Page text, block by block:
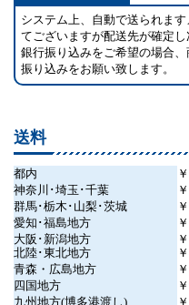
システム上、自動で送られま
てございますが配送先が確定
銀行振り込みをご希望の場合
振り込みをお願い致します。
送料
都内
神奈川･埼玉･千葉
群馬･栃木･山梨･茨城
愛知･福島地方
大阪･新潟地方
北陸･東北地方
青森・広島地方
四国地方
九州地方(博多港渡し)